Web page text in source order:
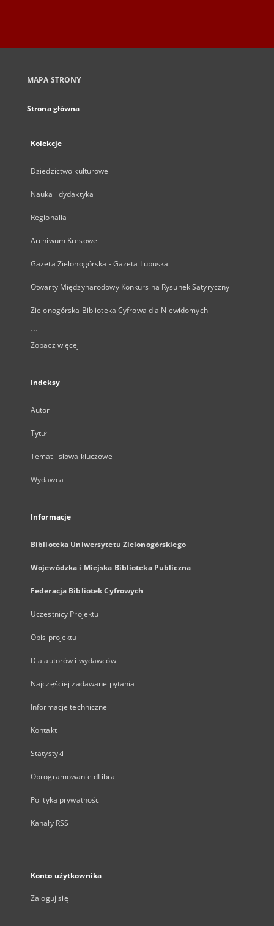
MAPA STRONY
Strona główna
Kolekcje
Dziedzictwo kulturowe
Nauka i dydaktyka
Regionalia
Archiwum Kresowe
Gazeta Zielonogórska - Gazeta Lubuska
Otwarty Międzynarodowy Konkurs na Rysunek Satyryczny
Zielonogórska Biblioteka Cyfrowa dla Niewidomych
...
Zobacz więcej
Indeksy
Autor
Tytuł
Temat i słowa kluczowe
Wydawca
Informacje
Biblioteka Uniwersytetu Zielonogórskiego
Wojewódzka i Miejska Biblioteka Publiczna
Federacja Bibliotek Cyfrowych
Uczestnicy Projektu
Opis projektu
Dla autorów i wydawców
Najczęściej zadawane pytania
Informacje techniczne
Kontakt
Statystyki
Oprogramowanie dLibra
Polityka prywatności
Kanały RSS
Konto użytkownika
Zaloguj się